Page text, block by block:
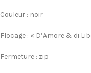
Couleur : noir
Flocage : « D’Amore & di
Fermeture : zip